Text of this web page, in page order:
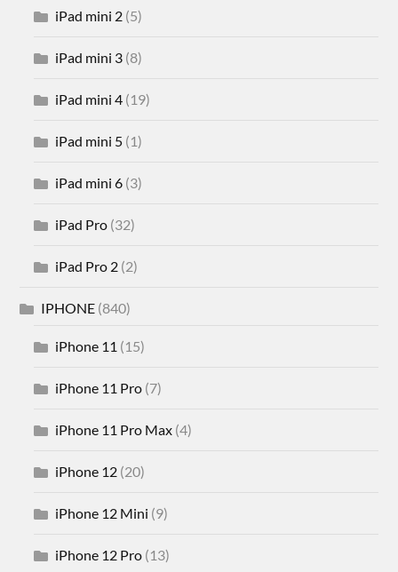
iPad mini 2 (5)
iPad mini 3 (8)
iPad mini 4 (19)
iPad mini 5 (1)
iPad mini 6 (3)
iPad Pro (32)
iPad Pro 2 (2)
IPHONE (840)
iPhone 11 (15)
iPhone 11 Pro (7)
iPhone 11 Pro Max (4)
iPhone 12 (20)
iPhone 12 Mini (9)
iPhone 12 Pro (13)